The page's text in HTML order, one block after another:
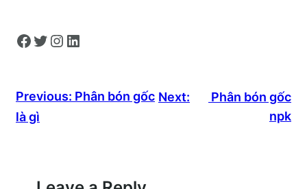
Facebook Twitter Instagram LinkedIn
Previous: Phân bón gốc
là gì
Next:
Phân bón gốc
npk